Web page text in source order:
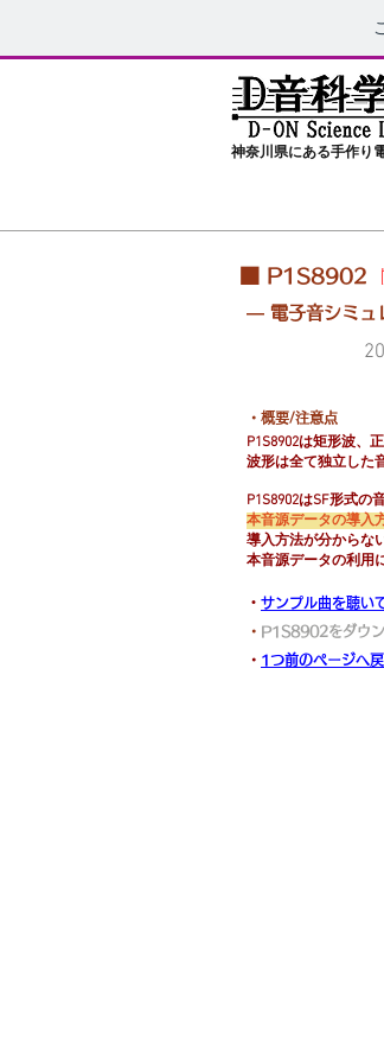
神奈川県にある​手作り
― 電子音シミュ
■ P1S8902
・概要/注意点
P1S8902は矩形波、
波形は全て独立した
P1S8902はSF形式の
本音源データの導入
導入方法が分からな
本音源データの利用
​・ サンプル曲を聴い
​・ P1S8902をダウ
・ 1つ前のページへ